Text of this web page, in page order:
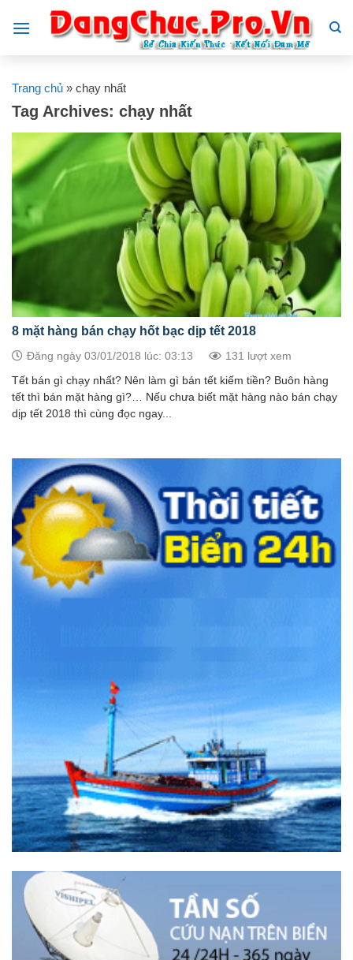
Trang chủ » chạy nhất
Tag Archives: chạy nhất
8 mặt hàng bán chạy hốt bạc dịp tết 2018
Đăng ngày 03/01/2018 lúc: 03:13 131 lượt xem
Tết bán gì chạy nhất? Nên làm gì bán tết kiếm tiền? Buôn hàng
tết thì bán mặt hàng gì?… Nếu chưa biết mặt hàng nào bán chạy
dịp tết 2018 thì cùng đọc ngay...